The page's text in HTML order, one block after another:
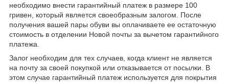
необходимо внести гарантийный платеж в размере 100
гривен, который является своеобразным залогом. После
получения вашей пары обуви вы оплачиваете ее остаточную
стоимость в отделении Новой почты за вычетом гарантийного
платежа.
Залог необходим для тех случаев, когда клиент не является
на почту за своей покупкой или отказывается от посылки. В
этом случае гарантийный платеж используется для покрытия